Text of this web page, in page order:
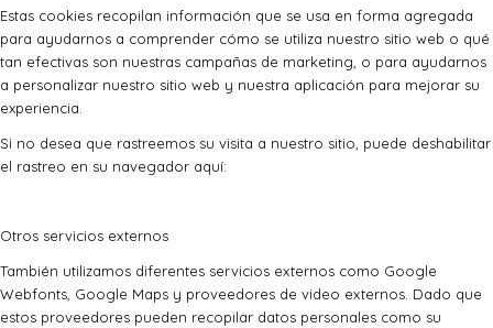
Estas cookies recopilan información que se usa en forma agregada
para ayudarnos a comprender cómo se utiliza nuestro sitio web o qué
tan efectivas son nuestras campañas de marketing, o para ayudarnos
a personalizar nuestro sitio web y nuestra aplicación para mejorar su
experiencia.
Si no desea que rastreemos su visita a nuestro sitio, puede deshabilitar
el rastreo en su navegador aquí:
Otros servicios externos
También utilizamos diferentes servicios externos como Google
Webfonts, Google Maps y proveedores de video externos. Dado que
estos proveedores pueden recopilar datos personales como su